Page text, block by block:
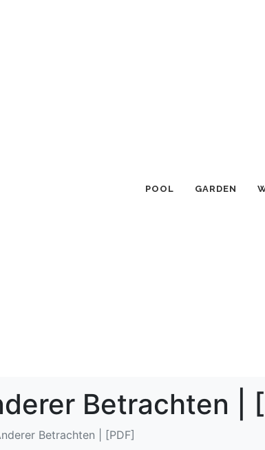
POOL GARDEN
Betrachten |
Betrachten | [PDF]